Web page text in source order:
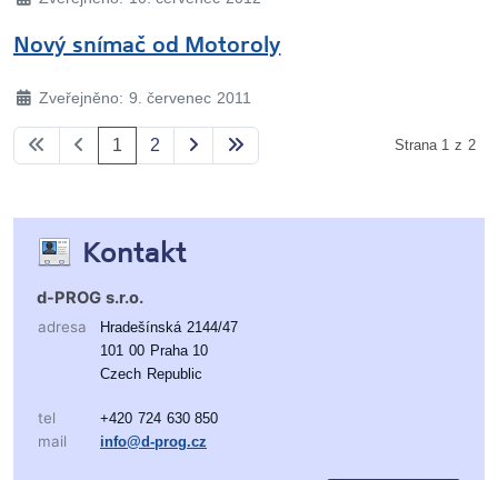
Kontakt
d-PROG s.r.o.
adresa
Hradešínská 2144/47
101 00 Praha 10
Czech Republic
tel +420 724 630 850
mail info@d-prog.cz
Nový snímač od Motoroly
Základní údaje
Zveřejněno: 9. červenec 2011
Strana 1 z 2
1 2